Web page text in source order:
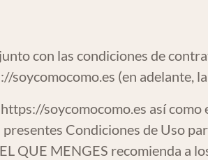
con las condiciones de
soycomocomo.es (en adelante,
https://soycomocomo.es así como
Condiciones de Uso
QUE MENGES recomienda a